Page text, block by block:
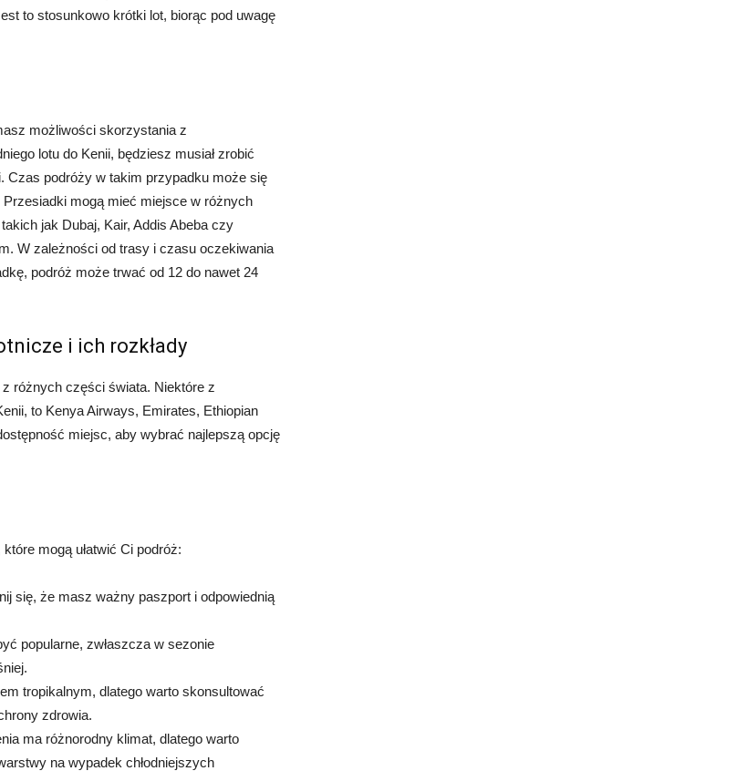
to stosunkowo krótki lot, biorąc pod uwagę
możliwości skorzystania z
lotu do Kenii, będziesz musiał zrobić
Czas podróży w takim przypadku może się
Przesiadki mogą mieć miejsce w różnych
jak Dubaj, Kair, Addis Abeba czy
W zależności od trasy i czasu oczekiwania
podróż może trwać od 12 do nawet 24
i ich rozkłady
z różnych części świata. Niektóre z
to Kenya Airways, Emirates, Ethiopian
miejsc, aby wybrać najlepszą opcję
mogą ułatwić Ci podróż:
się, że masz ważny paszport i odpowiednią
popularne, zwłaszcza w sezonie
tropikalnym, dlatego warto skonsultować
zdrowia.
ma różnorodny klimat, dlatego warto
na wypadek chłodniejszych